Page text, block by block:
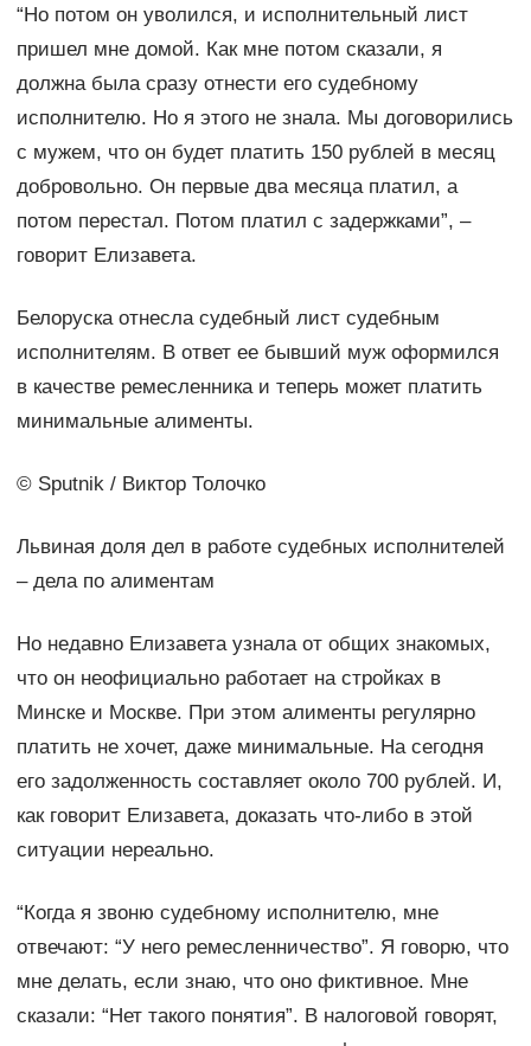
“Но потом он уволился, и исполнительный лист
пришел мне домой. Как мне потом сказали, я
должна была сразу отнести его судебному
исполнителю. Но я этого не знала. Мы договорились
с мужем, что он будет платить 150 рублей в месяц
добровольно. Он первые два месяца платил, а
потом перестал. Потом платил с задержками”, –
говорит Елизавета.
Белоруска отнесла судебный лист судебным
исполнителям. В ответ ее бывший муж оформился
в качестве ремесленника и теперь может платить
минимальные алименты.
© Sputnik / Виктор Толочко
Львиная доля дел в работе судебных исполнителей
– дела по алиментам
Но недавно Елизавета узнала от общих знакомых,
что он неофициально работает на стройках в
Минске и Москве. При этом алименты регулярно
платить не хочет, даже минимальные. На сегодня
его задолженность составляет около 700 рублей. И,
как говорит Елизавета, доказать что-либо в этой
ситуации нереально.
“Когда я звоню судебному исполнителю, мне
отвечают: “У него ремесленничество”. Я говорю, что
мне делать, если знаю, что оно фиктивное. Мне
сказали: “Нет такого понятия”. В налоговой говорят,